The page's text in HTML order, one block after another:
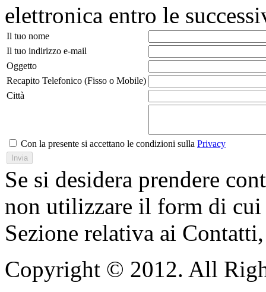
elettronica entro le
Il tuo nome
Il tuo indirizzo e-mail
Oggetto
Recapito Telefonico (Fisso o Mobile)
Città
Con la presente si accettano le condizioni sulla Privacy
Se si desidera prendere
non utilizzare il form di
Sezione relativa ai
Copyright © 2012. All